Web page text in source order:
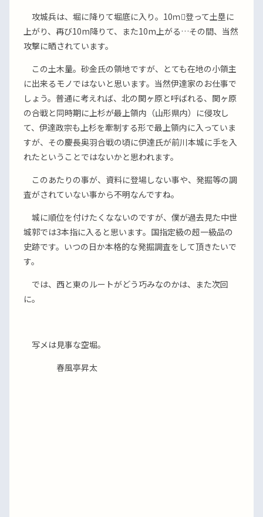
攻城兵は、堀に降りて堀底に入り。10ｍ登って土塁に
上がり、再び10m降りて、また10m上がる…その間、当然
攻撃に晒されています。
この土木量。砂金氏の領地ですが、とても在地の小領主
に出来るモノではないと思います。当然伊達家のお仕事で
しょう。普通に考えれば、北の関ヶ原と呼ばれる、関ヶ原
の合戦と同時期に上杉が最上領内（山形県内）に侵攻し
て、伊達政宗も上杉を牽制する形で最上領内に入っていま
すが、その慶長奥羽合戦の頃に伊達氏が前川本城に手を入
れたということではないかと思われます。
このあたりの事が、資料に登場しない事や、発掘等の調
査がされていない事から不明なんですね。
城に順位を付けたくなないのですが、僕が過去見た中世
城郭では3本指に入ると思います。国指定級の超一級品の
史跡です。いつの日か本格的な発掘調査をして頂きたいで
す。
では、西と東のルートがどう巧みなのかは、また次回
に。
写メは見事な空堀。
春風亭昇太